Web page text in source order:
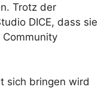
Trotz der
DICE, dass sie
sich bringen wird